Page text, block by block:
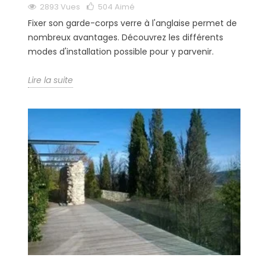
2893 Vues 504 Aimé
Fixer son garde-corps verre à l'anglaise permet de
nombreux avantages. Découvrez les différents
modes d'installation possible pour y parvenir.
Lire la suite